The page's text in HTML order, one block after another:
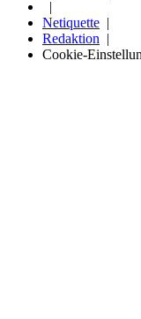
Netiquette
Redaktion
Cookie-